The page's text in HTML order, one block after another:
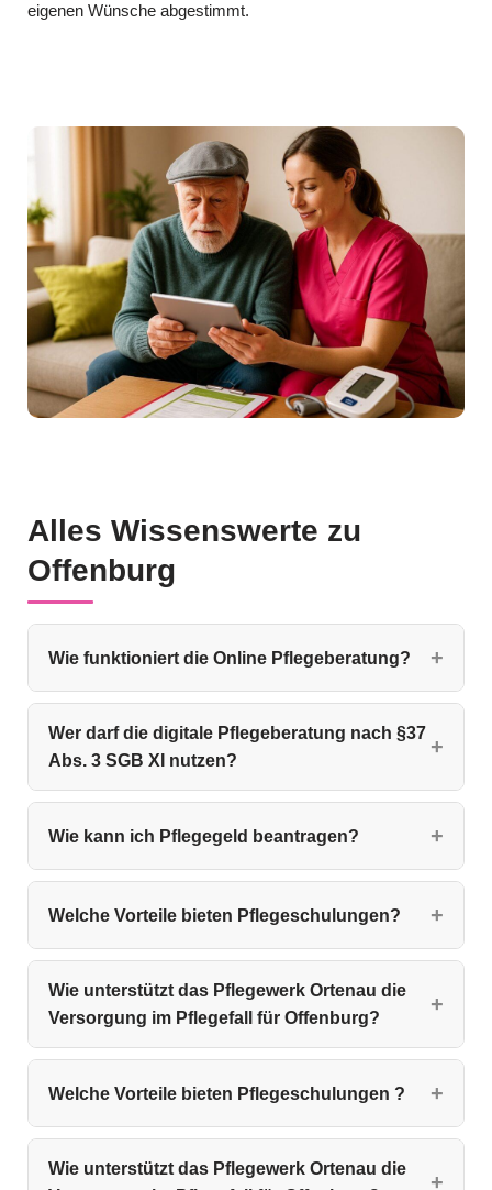
eigenen Wünsche abgestimmt.
Alles Wissenswerte zu
Offenburg
Wie funktioniert die Online Pflegeberatung?
Wer darf die digitale Pflegeberatung nach §37
Abs. 3 SGB XI nutzen?
Wie kann ich Pflegegeld beantragen?
Welche Vorteile bieten Pflegeschulungen?
Wie unterstützt das Pflegewerk Ortenau die
Versorgung im Pflegefall für Offenburg?
Welche Vorteile bieten Pflegeschulungen ?
Wie unterstützt das Pflegewerk Ortenau die